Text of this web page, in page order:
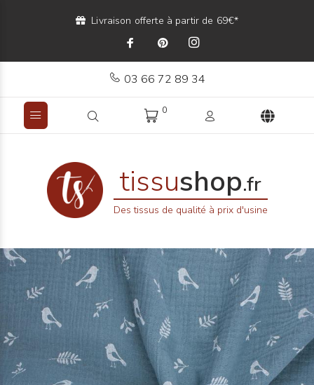
Livraison offerte à partir de 69€*
03 66 72 89 34
0
tissushop.fr
Des tissus de qualité à prix d'usine